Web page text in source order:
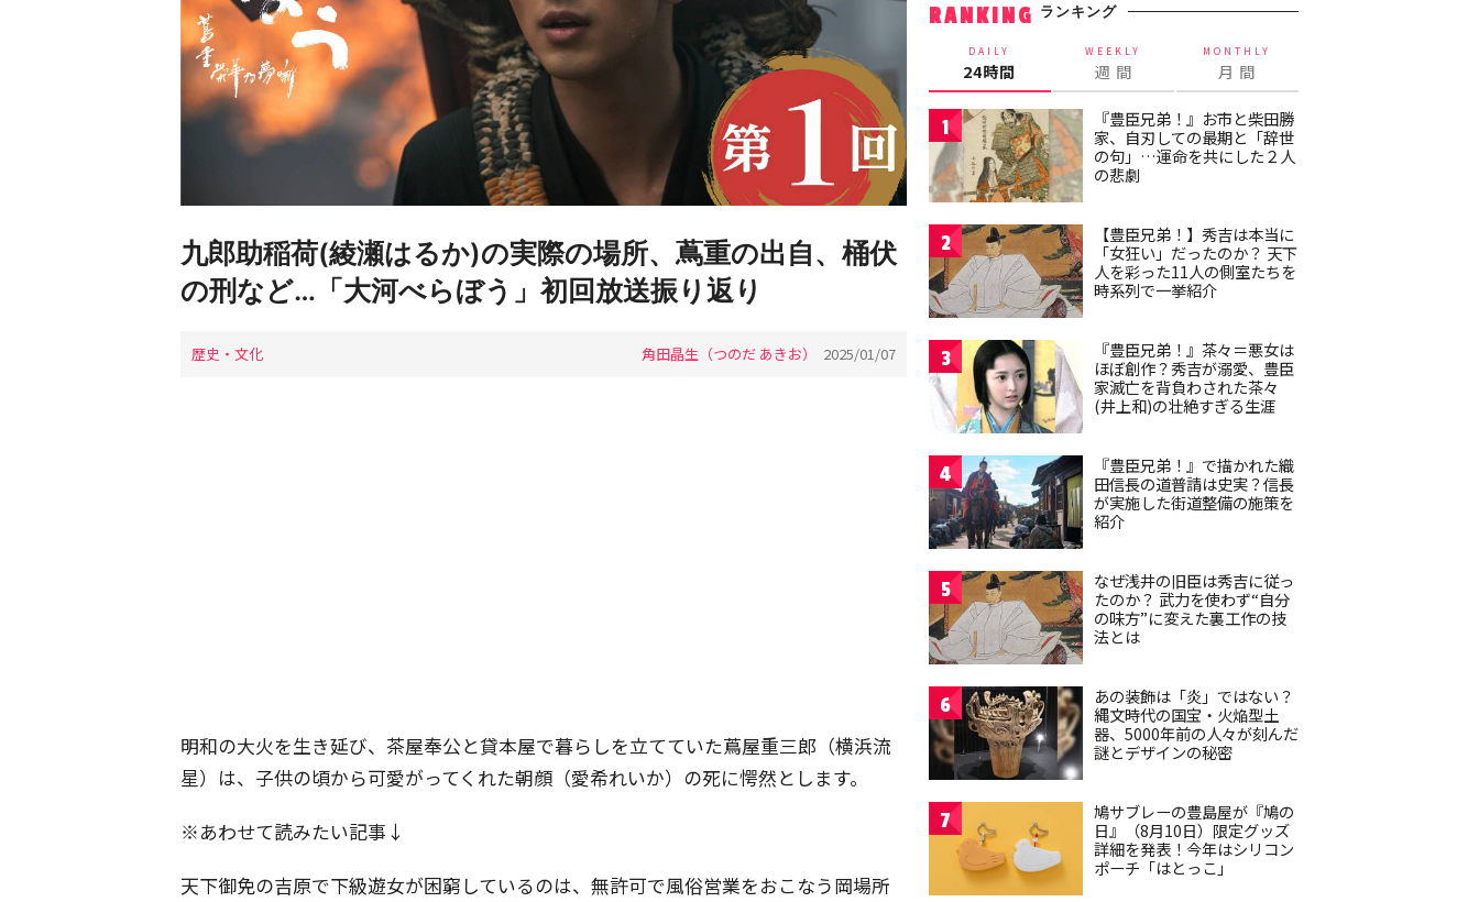
九郎助稲荷(綾瀬はるか)の実際の場所、蔦重の出自、桶伏
の刑など…「大河べらぼう」初回放送振り返り
歴史・文化 角田晶生（つのだ あきお） 2025/01/07
明和の大火を生き延び、茶屋奉公と貸本屋で暮らしを立てていた蔦屋重三郎（横浜流
星）は、子供の頃から可愛がってくれた朝顔（愛希れいか）の死に愕然とします。
※あわせて読みたい記事↓
天下御免の吉原で下級遊女が困窮しているのは、無許可で風俗営業をおこなう岡場所
RANKING ランキング
DAILY
24時間
WEEKLY
週 間
MONTHLY
月 間
1
『豊臣兄弟！』お市と柴田勝
家、自刃しての最期と「辞世
の句」…運命を共にした２人
の悲劇
2
【豊臣兄弟！】秀吉は本当に
「女狂い」だったのか？ 天下
人を彩った11人の側室たちを
時系列で一挙紹介
3
『豊臣兄弟！』茶々＝悪女は
ほぼ創作？秀吉が溺愛、豊臣
家滅亡を背負わされた茶々
(井上和)の壮絶すぎる生涯
4
『豊臣兄弟！』で描かれた織
田信長の道普請は史実？信長
が実施した街道整備の施策を
紹介
5
なぜ浅井の旧臣は秀吉に従っ
たのか？ 武力を使わず“自分
の味方”に変えた裏工作の技
法とは
6
あの装飾は「炎」ではない？
縄文時代の国宝・火焔型土
器、5000年前の人々が刻んだ
謎とデザインの秘密
7
鳩サブレーの豊島屋が『鳩の
日』（8月10日）限定グッズ
詳細を発表！今年はシリコン
ポーチ「はとっこ」